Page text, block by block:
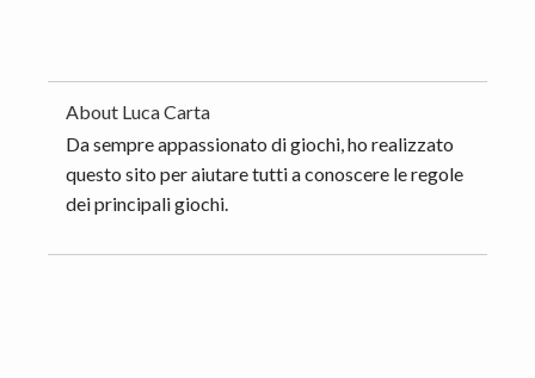
About Luca Carta
Da sempre appassionato di giochi, ho realizzato
questo sito per aiutare tutti a conoscere le regole
dei principali giochi.